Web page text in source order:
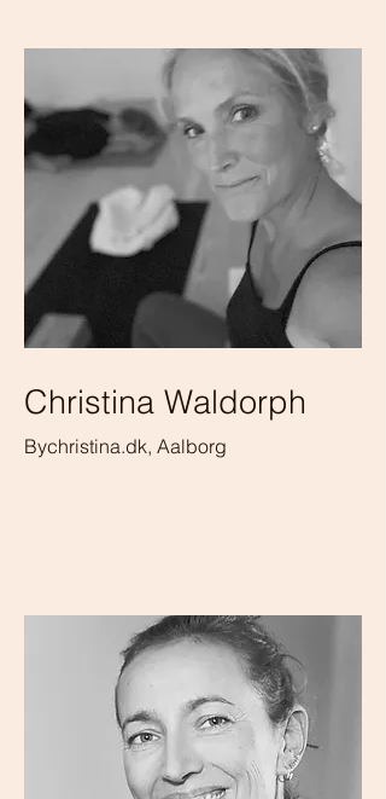
Christina Waldorph
Bychristina.dk, Aalborg